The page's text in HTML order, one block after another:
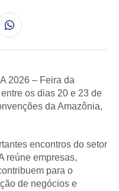
2026 – Feira da
os dias 20 e 23 de
da Amazônia,
encontros do setor
reúne empresas,
para o
de negócios e